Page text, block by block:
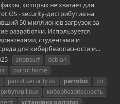
которых не хватает для
OS - security-дистрибутив на
50 миллионов загрузок за
разработки. Используется
студентами и
для кибербезопасности и...
anonsurf
debian
parrot home
parrot security os parrotos
tor
linux
кибербезопасность
установка parrotos